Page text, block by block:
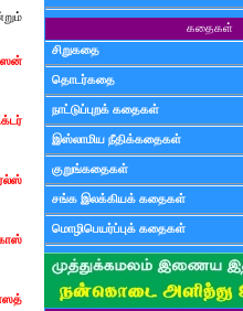
கதைகள்
சிறுகதை
தொடர்கதை
நாட்டுப்புறக் கதைகள்
இஸ்லாமிய நீதிக்கதைகள்
குறுங்கதைகள்
சங்க இலக்கியக் கதைகள்
மொழிபெயர்ப்புக் கதைகள்